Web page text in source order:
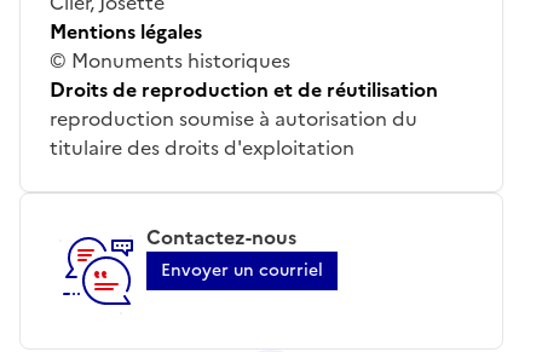
Mentions légales
© Monuments historiques
Droits de reproduction et de réutilisation
reproduction soumise à autorisation du
titulaire des droits d'exploitation
Contactez-nous
Envoyer un courriel